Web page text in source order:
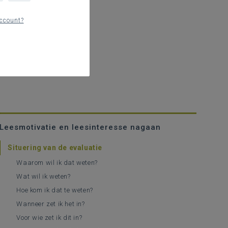
Leesmotivatie en leesinteresse nagaan
Situering van de evaluatie
Waarom wil ik dat weten?
Wat wil ik weten?
Hoe kom ik dat te weten?
Wanneer zet ik het in?
Voor wie zet ik dit in?